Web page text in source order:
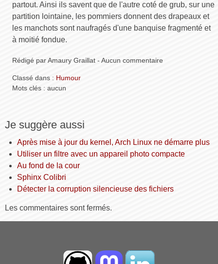
partout. Ainsi ils savent que de l'autre coté de grub, sur une
partition lointaine, les pommiers donnent des drapeaux et
les manchots sont naufragés d'une banquise fragmenté et
à moitié fondue.
Rédigé par Amaury Graillat - Aucun commentaire
Classé dans : Humour
Mots clés : aucun
Je suggère aussi
Après mise à jour du kernel, Arch Linux ne démarre plus
Utiliser un filtre avec un appareil photo compacte
Au fond de la cour
Sphinx Colibri
Détecter la corruption silencieuse des fichiers
Les commentaires sont fermés.